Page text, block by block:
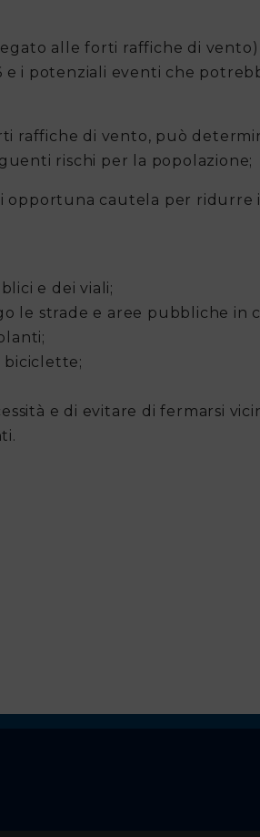
alle forti raffiche di
e i potenziali eventi che
raffiche di vento, può
rischi per la popolazione;
opportuna cautela per ridurre
e dei viali;
le strade e aree pubbliche in
biciclette;
e di evitare di fermarsi